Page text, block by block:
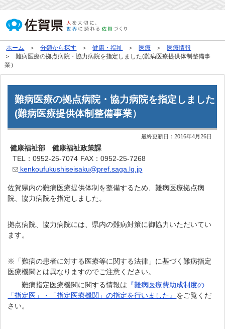
ホーム 分類から探す 健康・福祉 医療
医療情報
難病医療の拠点病院・協力病院を指定しました(難病医療提供体制整備事
業）
難病医療の拠点病院・協力病院を指定しました
(難病医療提供体制整備事業）
最終更新日：2016年4月26日
健康福祉部 健康福祉政策課
TEL：0952-25-7074 FAX：0952-25-7268
kenkoufukushiseisaku@pref.saga.lg.jp
佐賀県内の難病医療提供体制を整備するため、難病医療拠点病
院、協力病院を指定しました。
拠点病院、協力病院には、県内の難病対策に御協力いただいてい
ます。
※「難病の患者に対する医療等に関する法律」に基づく難病指定
医療機関とは異なりますのでご注意ください。
難病指定医療機関に関する情報は 『難病医療費助成制度の
「指定医」・「指定医療機関」の指定を行いました』 をご覧くだ
さい。